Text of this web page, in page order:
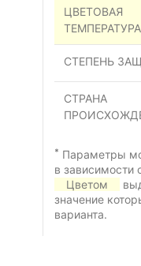
ЦВЕТОВАЯ
СТЕПЕНЬ
СТРАНА
* Параметры
в зависимости
Цветом
значение
варианта.